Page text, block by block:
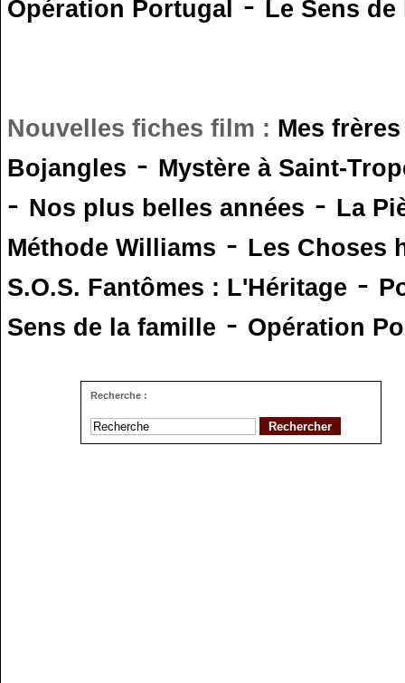
Opération Portugal Le Sens
Nouvelles fiches film : Mes
Bojangles - Mystère à Saint-
- Nos plus belles années - La
Méthode Williams - Les Choses
S.O.S. Fantômes : L'Héritage -
Sens de la famille - Opération
Recherche :